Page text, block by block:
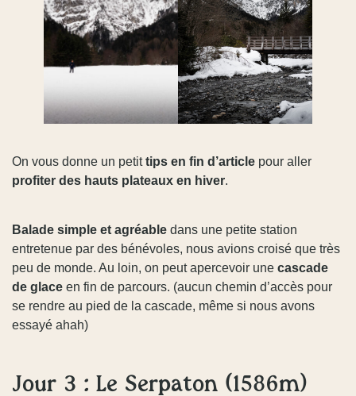
On vous donne un petittips en fin d’article pour aller
profiter des hauts plateaux en hiver.
Balade simple et agréable dans une petite station
entretenue par des bénévoles, nous avions croisé que très
peu de monde. Au loin, on peut apercevoir une cascade
de glace en fin de parcours. (aucun chemin d’accès pour
se rendre au pied de la cascade, même si nous avons
essayé ahah)
Jour 3 : Le Serpaton (1586m)